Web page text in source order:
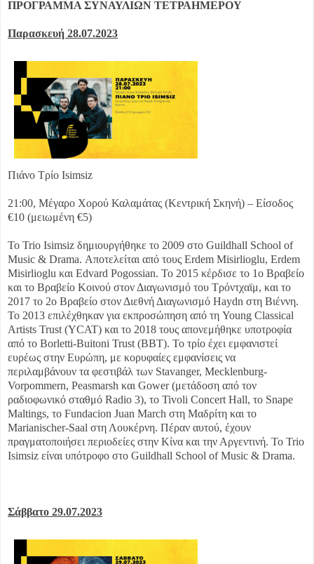
ΠΡΟΓΡΑΜΜΑ ΣΥΝΑΥΛΙΩΝ ΤΕΤΡΑΗΜΕΡΟΥ
Παρασκευή 28.07.2023
Πιάνο Τρίο Isimsiz
21:00, Μέγαρο Χορού Καλαμάτας (Κεντρική Σκηνή) – Είσοδος
€10 (μειωμένη €5)
Το Trio Isimsiz δημιουργήθηκε το 2009 στο Guildhall School of
Music & Drama. Αποτελείται από τους Erdem Misirlioglu, Erdem
Misirlioglu και Edvard Pogossian. Το 2015 κέρδισε το 1ο Βραβείο
και το Βραβείο Κοινού στον Διαγωνισμό του Τρόντχαϊμ, και το
2017 το 2ο Βραβείο στον Διεθνή Διαγωνισμό Haydn στη Βιέννη.
Το 2013 επιλέχθηκαν για εκπροσώπηση από τη Young Classical
Artists Trust (YCAT) και το 2018 τους απονεμήθηκε υποτροφία
από το Borletti-Buitoni Trust (BBT). Το τρίο έχει εμφανιστεί
ευρέως στην Ευρώπη, με κορυφαίες εμφανίσεις να
περιλαμβάνουν τα φεστιβάλ των Stavanger, Mecklenburg-
Vorpommern, Peasmarsh και Gower (μετάδοση από τον
ραδιοφωνικό σταθμό Radio 3), το Tivoli Concert Hall, το Snape
Maltings, το Fundacion Juan March στη Μαδρίτη και το
Marianischer-Saal στη Λουκέρνη. Πέραν αυτού, έχουν
πραγματοποιήσει περιοδείες στην Κίνα και την Αργεντινή. Το Trio
Isimsiz είναι υπότροφο στο Guildhall School of Music & Drama.
Σάββατο 29.07.2023